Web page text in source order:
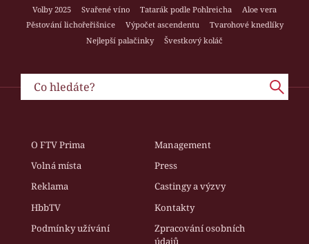
Volby 2025
Svařené víno Tatarák podle Pohlreicha
Aloe vera
Pěstování lichořeřišnice
Výpočet ascendentu
Tvarohové knedlíky
Nejlepší palačinky
Švestkový koláč
O FTV Prima
Management
Volná místa
Press
Reklama
Castingy a výzvy
HbbTV
Kontakty
Podmínky užívání
Zpracování osobních
údajů